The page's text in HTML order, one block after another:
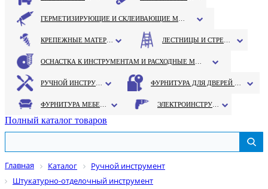
Полный каталог товаров
Главная Каталог
Ручной инструмент
Штукатурно-отделочный инструмент